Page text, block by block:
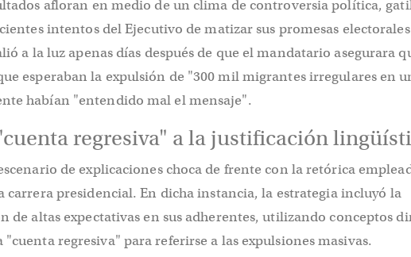
afloran en medio de un clima de controversia política,
intentos del Ejecutivo de matizar sus promesas
a la luz apenas días después de que el mandatario asegurara
esperaban la expulsión de "300 mil migrantes irregulares en
habían "entendido mal el mensaje".
regresiva" a la justificación
de explicaciones choca de frente con la retórica
carrera presidencial. En dicha instancia, la estrategia incluyó la
de altas expectativas en sus adherentes, utilizando conceptos
"cuenta regresiva" para referirse a las expulsiones masivas.